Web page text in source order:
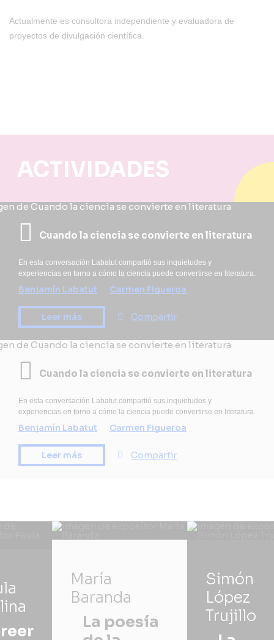
Actualmente es consultora independiente y evaluadora de
proyectos de divulgación científica.
ACTIVIDADES
Cuando la ciencia se convierte en literatura
En esta conversación Labatut compartió sus inquietudes y
experiencias en torno a cómo la ciencia puede convertirse en literatura.
Benjamín Labatut Carmen Figueroa
Leer más Compartir
Cuando la ciencia se convierte en literatura
En esta conversación Labatut compartió sus inquietudes y
experiencias en torno a cómo la ciencia puede convertirse en literatura.
Benjamín Labatut Carmen Figueroa
Leer más Compartir
María
Baranda
La poesía
Simón
López
Trujillo